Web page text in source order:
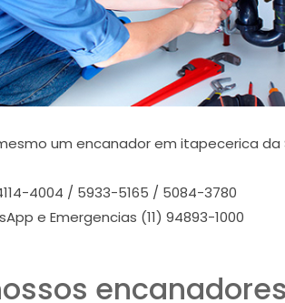
um encanador em itapecerica da
4004 / 5933-5165 / 5084-3780
e Emergencias (11) 94893-1000